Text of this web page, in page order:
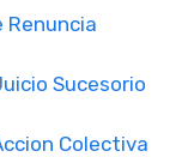
Renuncia
Sucesorio
Colectiva